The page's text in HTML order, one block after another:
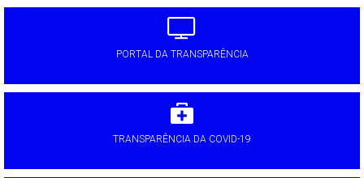
PORTAL DA TRANSPARÊNCIA
TRANSPARÊNCIA DA COVID-19